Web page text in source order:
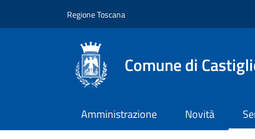
Regione Toscana
Comune di
Amministrazione Novità